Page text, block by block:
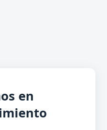
en